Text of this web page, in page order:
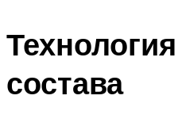
состава